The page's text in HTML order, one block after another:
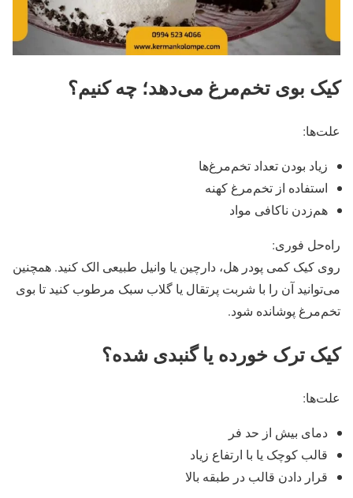
کیک بوی تخم‌مرغ می‌دهد؛ چه کنیم؟
علت‌ها:
زیاد بودن تعداد تخم‌مرغ‌ها
استفاده از تخم‌مرغ کهنه
هم‌زدن ناکافی مواد
راه‌حل فوری:
روی کیک کمی پودر هل، دارچین یا وانیل طبیعی الک کنید. همچنین
می‌توانید آن را با شربت پرتقال یا گلاب سبک مرطوب کنید تا بوی
تخم‌مرغ پوشانده شود.
کیک ترک خورده یا گنبدی ‌شده؟
علت‌ها:
دمای بیش از حد فر
قالب کوچک یا با ارتفاع زیاد
قرار دادن قالب در طبقه بالا